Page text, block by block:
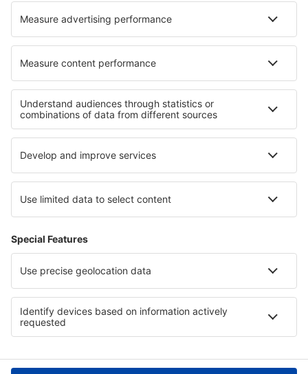
Cele mai bune locuri de cazare - regiuni
Cazare în Sierra Nevada Cazare in Menorca
Cazare in Insulele Canare Cazare in Galicia
Cazare in Costa Calida Cazare in Skopelos
Cazare in Stara Zagora Cazare in Al Fayyum